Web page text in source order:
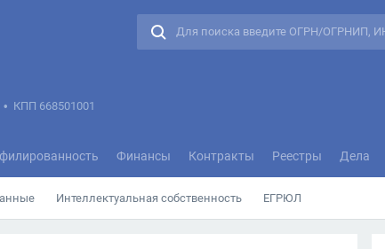
• КПП 668501001
Финансы Контракты Реестры Дела
Интеллектуальная собственность ЕГРЮЛ